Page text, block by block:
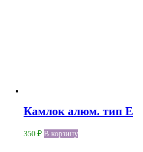
Камлок алюм. тип Е
350 ₽ В корзину